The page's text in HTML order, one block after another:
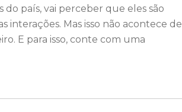
país, vai perceber que eles são
interações. Mas isso não acontece de
E para isso, conte com uma